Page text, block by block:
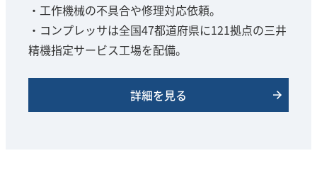
・工作機械の不具合や修理対応依頼。
・コンプレッサは全国47都道府県に121拠点の三井
精機指定サービス工場を配備。
詳細を見る